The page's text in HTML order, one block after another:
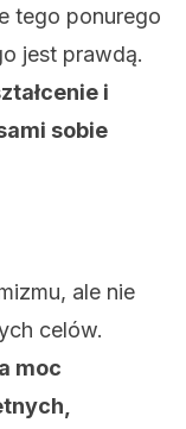
tego ponurego
jest prawdą.
i
sobie
ale nie
celów.
moc